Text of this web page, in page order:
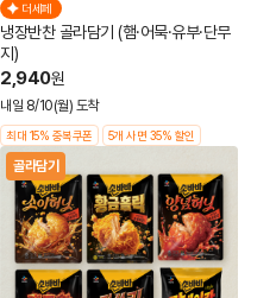
더세페
냉장반찬 골라담기 (햄·어묵·유부·단무
지)
2,940원
내일 8/10(월) 도착
최대 15% 중복쿠폰 5개 사면 35% 할인
골라담기